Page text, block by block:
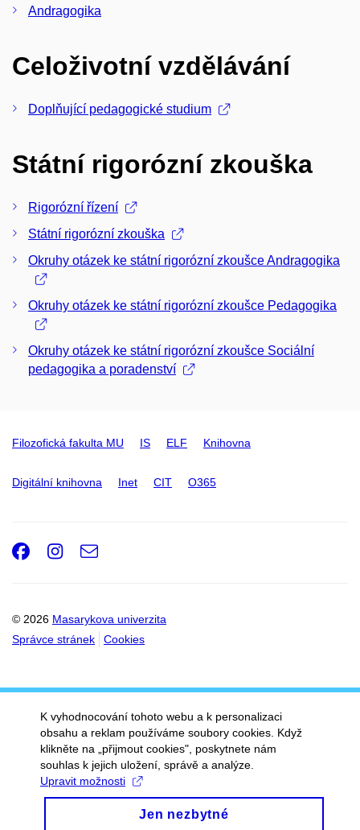
Andragogika
Celoživotní vzdělávání
Doplňující pedagogické studium
Státní rigorózní zkouška
Rigorózní řízení
Státní rigorózní zkouška
Okruhy otázek ke státní rigorózní zkoušce Andragogika
Okruhy otázek ke státní rigorózní zkoušce Pedagogika
Okruhy otázek ke státní rigorózní zkoušce Sociální
pedagogika a poradenství
Filozofická fakulta MU IS ELF Knihovna
Digitální knihovna Inet CIT O365
© 2026 Masarykova univerzita
Správce stránek
Cookies
Facebook
Instagram
e-
K vyhodnocování tohoto webu a k personalizaci
obsahu a reklam používáme soubory cookies. Když
klikněte na „přijmout cookies", poskytnete nám
souhlas k jejich uložení, správě a analýze.
Upravit možnosti
Jen nezbytné